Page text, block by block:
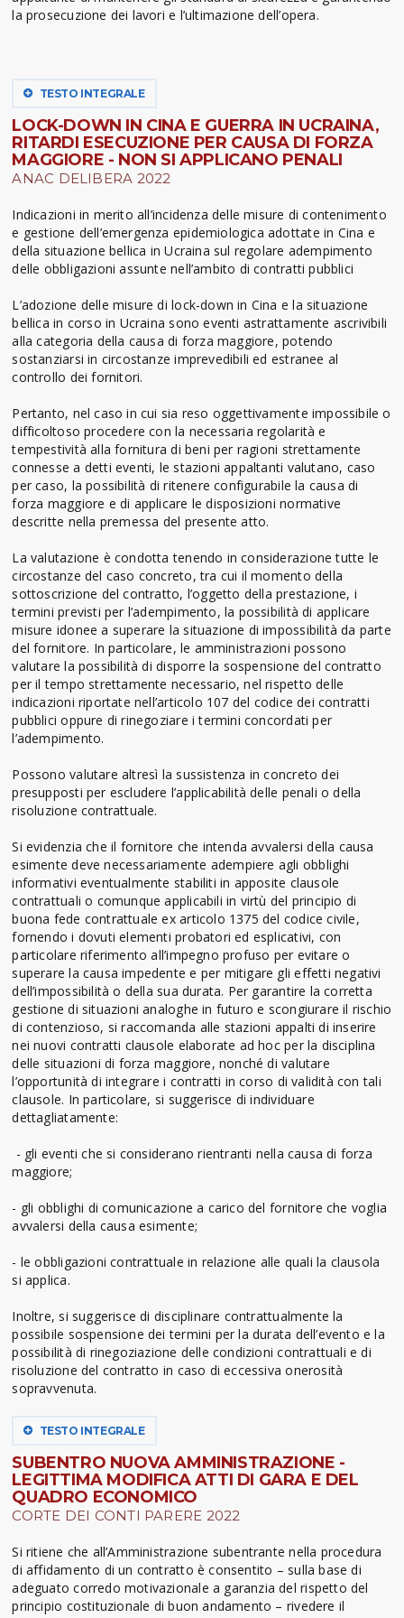
la prosecuzione dei lavori e l’ultimazione dell’opera.
TESTO INTEGRALE
LOCK-DOWN IN CINA E GUERRA IN UCRAINA,
RITARDI ESECUZIONE PER CAUSA DI FORZA
MAGGIORE - NON SI APPLICANO PENALI
ANAC DELIBERA 2022
Indicazioni in merito all’incidenza delle misure di contenimento
e gestione dell’emergenza epidemiologica adottate in Cina e
della situazione bellica in Ucraina sul regolare adempimento
delle obbligazioni assunte nell’ambito di contratti pubblici
L’adozione delle misure di lock-down in Cina e la situazione
bellica in corso in Ucraina sono eventi astrattamente ascrivibili
alla categoria della causa di forza maggiore, potendo
sostanziarsi in circostanze imprevedibili ed estranee al
controllo dei fornitori.
Pertanto, nel caso in cui sia reso oggettivamente impossibile o
difficoltoso procedere con la necessaria regolarità e
tempestività alla fornitura di beni per ragioni strettamente
connesse a detti eventi, le stazioni appaltanti valutano, caso
per caso, la possibilità di ritenere configurabile la causa di
forza maggiore e di applicare le disposizioni normative
descritte nella premessa del presente atto.
La valutazione è condotta tenendo in considerazione tutte le
circostanze del caso concreto, tra cui il momento della
sottoscrizione del contratto, l’oggetto della prestazione, i
termini previsti per l’adempimento, la possibilità di applicare
misure idonee a superare la situazione di impossibilità da parte
del fornitore. In particolare, le amministrazioni possono
valutare la possibilità di disporre la sospensione del contratto
per il tempo strettamente necessario, nel rispetto delle
indicazioni riportate nell’articolo 107 del codice dei contratti
pubblici oppure di rinegoziare i termini concordati per
l’adempimento.
Possono valutare altresì la sussistenza in concreto dei
presupposti per escludere l’applicabilità delle penali o della
risoluzione contrattuale.
Si evidenzia che il fornitore che intenda avvalersi della causa
esimente deve necessariamente adempiere agli obblighi
informativi eventualmente stabiliti in apposite clausole
contrattuali o comunque applicabili in virtù del principio di
buona fede contrattuale ex articolo 1375 del codice civile,
fornendo i dovuti elementi probatori ed esplicativi, con
particolare riferimento all’impegno profuso per evitare o
superare la causa impedente e per mitigare gli effetti negativi
dell’impossibilità o della sua durata. Per garantire la corretta
gestione di situazioni analoghe in futuro e scongiurare il rischio
di contenzioso, si raccomanda alle stazioni appalti di inserire
nei nuovi contratti clausole elaborate ad hoc per la disciplina
delle situazioni di forza maggiore, nonché di valutare
l’opportunità di integrare i contratti in corso di validità con tali
clausole. In particolare, si suggerisce di individuare
dettagliatamente:
- gli eventi che si considerano rientranti nella causa di forza
maggiore;
- gli obblighi di comunicazione a carico del fornitore che voglia
avvalersi della causa esimente;
- le obbligazioni contrattuale in relazione alle quali la clausola
si applica.
Inoltre, si suggerisce di disciplinare contrattualmente la
possibile sospensione dei termini per la durata dell’evento e la
possibilità di rinegoziazione delle condizioni contrattuali e di
risoluzione del contratto in caso di eccessiva onerosità
sopravvenuta.
TESTO INTEGRALE
SUBENTRO NUOVA AMMINISTRAZIONE -
LEGITTIMA MODIFICA ATTI DI GARA E DEL
QUADRO ECONOMICO
CORTE DEI CONTI PARERE 2022
Si ritiene che all’Amministrazione subentrante nella procedura
di affidamento di un contratto è consentito – sulla base di
adeguato corredo motivazionale a garanzia del rispetto del
principio costituzionale di buon andamento – rivedere il